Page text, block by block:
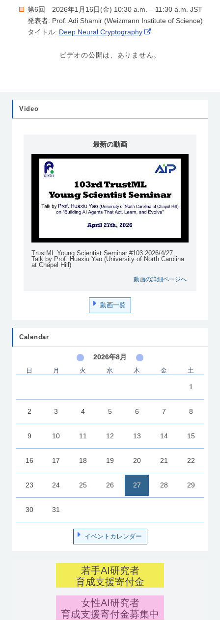
第6回 2026年1月16日(金) 10:30 a.m. – 11:30 a.m. JST
発表者: Prof. Adi Shamir (Weizmann Institute of Science)
タイトル: Deep Neural Cryptography
ビデオの公開は、ありません。
Video
最新の動画
TrustML Young Scientist Seminar #103 2026/4/27
Talk by Prof. Huaxiu Yao (University of North Carolina
at Chapel Hill)
動画の詳細ページへ
動画一覧
Calendar
2026年8月
日 月 火 水 木 金 土
1
2 3 4 5 6 7 8
9 10 11 12 13 14 15
16 17 18 19 20 21 22
23 24 25 26 27 28 29
30 31
イベントカレンダー
若手AI研究者
育成支援寄付金
女性AI研究者
育成支援寄付金募集中